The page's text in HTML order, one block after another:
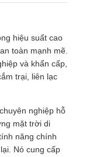
hiệu suất cao
toàn mạnh mẽ.
và khẩn cấp,
trại, liên lạc
nghiệp hỗ
mặt trời di
năng chính
Nó cung cấp